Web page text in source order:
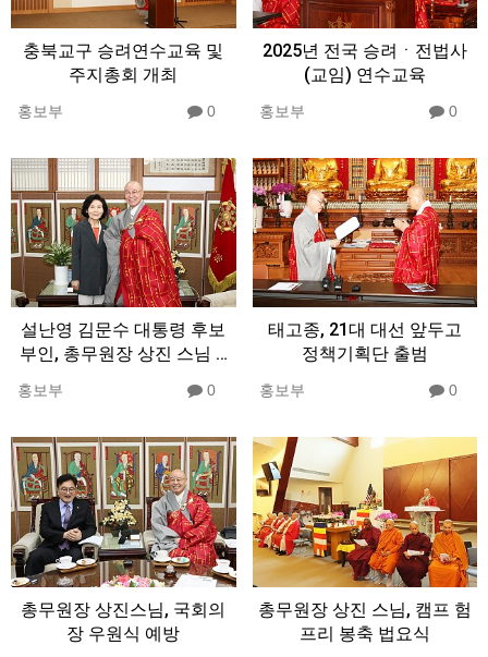
충북교구 승려연수교육 및
주지총회 개최
홍보부 0
2025년 전국 승려ㆍ전법사
(교임) 연수교육
홍보부 0
설난영 김문수 대통령 후보
부인, 총무원장 상진 스님 …
홍보부 0
태고종, 21대 대선 앞두고
정책기획단 출범
홍보부 0
총무원장 상진스님, 국회의
장 우원식 예방
총무원장 상진 스님, 캠프 험
프리 봉축 법요식